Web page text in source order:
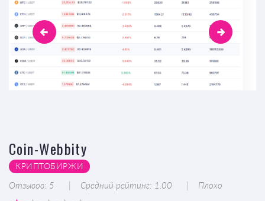
Coin-Webbity
КРИПТОБИРЖИ
Отзывов: 5 Средний рейтинг: 1.00 Плохо